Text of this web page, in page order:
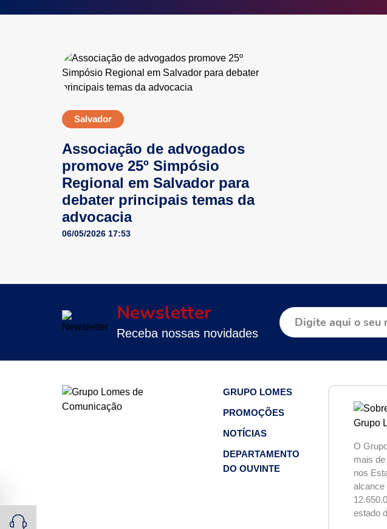
Salvador
Associação de advogados
promove 25º Simpósio
Regional em Salvador para
debater principais temas da
advocacia
06/05/2026 17:53
Newsletter
Receba nossas novidades
GRUPO LOMES
PROMOÇÕES
NOTÍCIAS
DEPARTAMENTO
DO OUVINTE
O
mais
nos
alcance
estado